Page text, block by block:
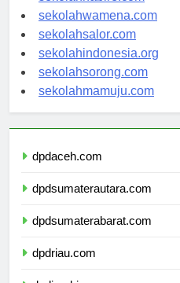
sekolahnabire.com
sekolahwamena.com
sekolahsalor.com
sekolahindonesia.org
sekolahsorong.com